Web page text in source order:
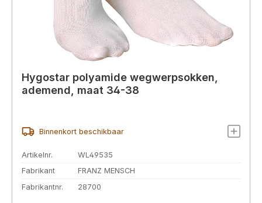
Hygostar polyamide wegwerpsokken,
ademend, maat 34-38
Binnenkort beschikbaar
Artikelnr.
WL49535
Fabrikant
FRANZ MENSCH
Fabrikantnr.
28700